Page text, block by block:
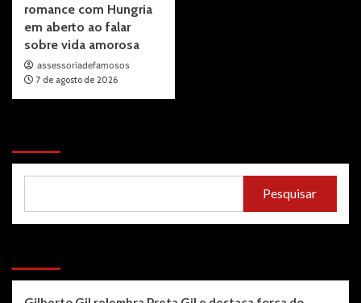
romance com Hungria
em aberto ao falar
sobre vida amorosa
assessoriadefamosos
7 de agosto de 2026
Pesquisar